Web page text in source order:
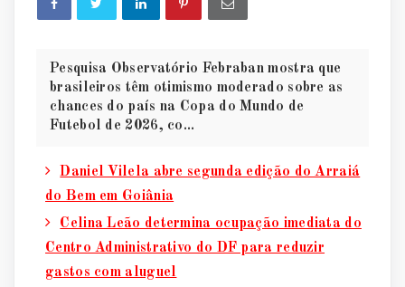
Pesquisa Observatório Febraban mostra que
brasileiros têm otimismo moderado sobre as
chances do país na Copa do Mundo de
Futebol de 2026, co...
Daniel Vilela abre segunda edição do Arraiá
do Bem em Goiânia
Celina Leão determina ocupação imediata do
Centro Administrativo do DF para reduzir
gastos com aluguel